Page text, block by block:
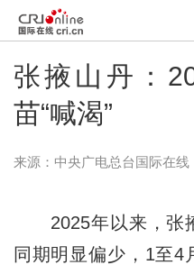
张掖山丹：
苗“喊渴”
来源：中央广电总台国际在线
2025年以来，张
同期明显偏少，1至4